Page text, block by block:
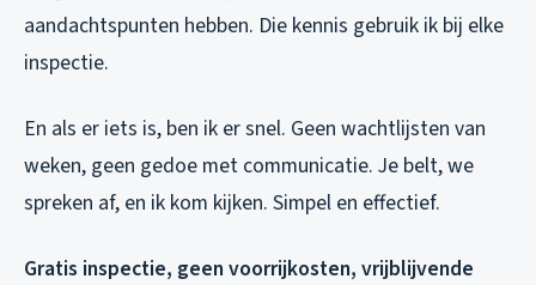
aandachtspunten hebben. Die kennis gebruik ik bij elke
inspectie.
En als er iets is, ben ik er snel. Geen wachtlijsten van
weken, geen gedoe met communicatie. Je belt, we
spreken af, en ik kom kijken. Simpel en effectief.
Gratis inspectie, geen voorrijkosten, vrijblijvende